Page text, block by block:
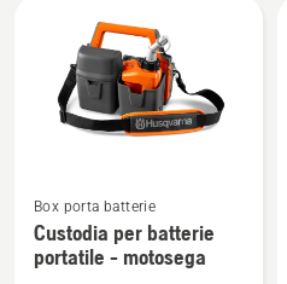
maggiori
dettagli
su
Box porta batterie
Custodia per batterie
portatile - motosega